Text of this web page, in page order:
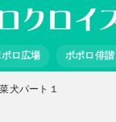
ポロ広場 ポポロ俳諧
犬パート１